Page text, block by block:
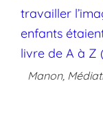
travailler
enfants
livre de A à Z
Manon,